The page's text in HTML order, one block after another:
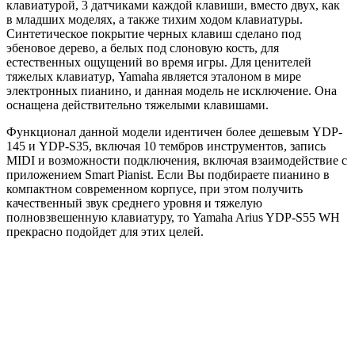
клавиатурой, 3 датчиками каждой клавиши, вместо двух, как
в младших моделях, а также тихим ходом клавиатуры.
Синтетическое покрытие черных клавиш сделано под
эбеновое дерево, а белых под слоновую кость, для
естественных ощущений во время игры. Для ценителей
тяжелых клавиатур, Yamaha является эталоном в мире
электронных пианино, и данная модель не исключение. Она
оснащена действительно тяжелыми клавишами.
Функционал данной модели идентичен более дешевым YDP-
145 и YDP-S35, включая 10 тембров инструментов, запись
MIDI и возможности подключения, включая взаимодействие с
приложением Smart Pianist. Если Вы подбираете пианино в
компактном современном корпусе, при этом получить
качественный звук среднего уровня и тяжелую
полновзвешенную клавиатуру, то Yamaha Arius YDP-S55 WH
прекрасно подойдет для этих целей.